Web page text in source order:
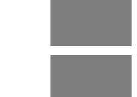
49 Puisi Kehilangan